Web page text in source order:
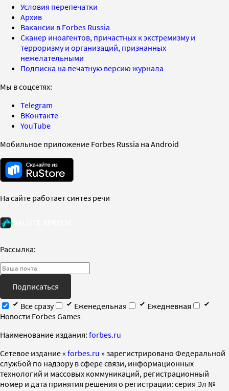
Условия перепечатки
Архив
Вакансии в Forbes Russia
Сканер иноагентов, причастных к экстремизму и
терроризму и организаций, признанных
нежелательными
Подписка на печатную версию журнала
Мы в соцсетях:
Telegram
ВКонтакте
YouTube
Мобильное приложение Forbes Russia на Android
На сайте работает синтез речи
Рассылка:
Подписаться
Все сразу
Еженедельная
Ежедневная
Новости Forbes Games
Наименование издания: forbes.ru
Cетевое издание « forbes.ru » зарегистрировано Федеральной
службой по надзору в сфере связи, информационных
технологий и массовых коммуникаций, регистрационный
номер и дата принятия решения о регистрации: серия Эл №